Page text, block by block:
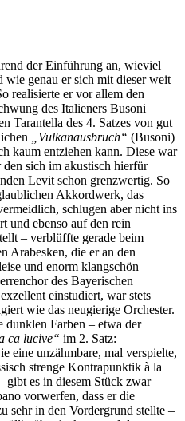
der Einführung an, wieviel
wie genau er sich mit dieser weit
realisierte er vor allem den
des Italieners Busoni
Tarantella des 4. Satzes von gut
„Vulkanausbruch“ (Busoni)
kaum entziehen kann. Diese war
sich im akustisch hierfür
Levit schon grenzwertig. So
Akkordwerk, das
schlugen aber nicht ins
und ebenso auf den rein
– verblüffte gerade beim
Arabesken, die er an den
und enorm klangschön
des Bayerischen
einstudiert, war stets
wie das neugierige Orchester.
dunklen Farben – etwa der
ca lucive“ im 2. Satz:
eine unzähmbare, mal verspielte,
strenge Kontrapunktik à la
gibt es in diesem Stück zwar
vorwerfen, dass er die
sehr in den Vordergrund stellte –